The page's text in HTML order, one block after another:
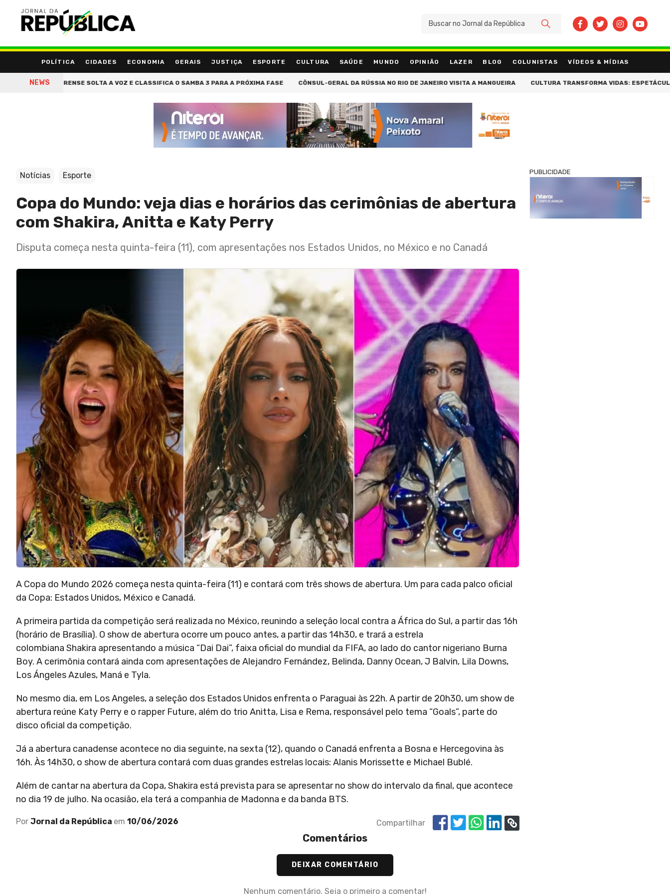
POLÍTICA CIDADES ECONOMIA GERAIS JUSTIÇA ESPORTE CULTURA SAÚDE MUNDO OPINIÃO LAZER BLOG COLUNISTAS VÍDEOS & MÍDIAS
NEWS
MANGUEIRENSE SOLTA A VOZ E CLASSIFICA O SAMBA 3 PARA A PRÓXIMA FASE CÔNSUL-GERAL DA RÚSSIA NO RIO DE JANEIRO VISITA A MANGUEIRA CULTURA TRANSFORMA VIDAS: ESPETÁCULO
BUSCAR
Notícias Esporte
Copa do Mundo: veja dias e horários das cerimônias de abertura
com Shakira, Anitta e Katy Perry
Disputa começa nesta quinta-feira (11), com apresentações nos Estados Unidos, no México e no Canadá
A Copa do Mundo 2026 começa nesta quinta-feira (11) e contará com três shows de abertura. Um para cada palco oficial
da Copa: Estados Unidos, México e Canadá.
A primeira partida da competição será realizada no México, reunindo a seleção local contra a África do Sul, a partir das 16h
(horário de Brasília). O show de abertura ocorre um pouco antes, a partir das 14h30, e trará a estrela
colombiana Shakira apresentando a música “Dai Dai”, faixa oficial do mundial da FIFA, ao lado do cantor nigeriano Burna
Boy. A cerimônia contará ainda com apresentações de Alejandro Fernández, Belinda, Danny Ocean, J Balvin, Lila Downs,
Los Ángeles Azules, Maná e Tyla.
No mesmo dia, em Los Angeles, a seleção dos Estados Unidos enfrenta o Paraguai às 22h. A partir de 20h30, um show de
abertura reúne Katy Perry e o rapper Future, além do trio Anitta, Lisa e Rema, responsável pelo tema “Goals”, parte do
disco oficial da competição.
Já a abertura canadense acontece no dia seguinte, na sexta (12), quando o Canadá enfrenta a Bosna e Hercegovina às
16h. Às 14h30, o show de abertura contará com duas grandes estrelas locais: Alanis Morissette e Michael Bublé.
Além de cantar na abertura da Copa, Shakira está prevista para se apresentar no show do intervalo da final, que acontece
no dia 19 de julho. Na ocasião, ela terá a companhia de Madonna e da banda BTS.
Por Jornal da República em 10/06/2026 Compartilhar
PUBLICIDADE
Comentários
DEIXAR COMENTÁRIO
Nenhum comentário. Seja o primeiro a comentar!